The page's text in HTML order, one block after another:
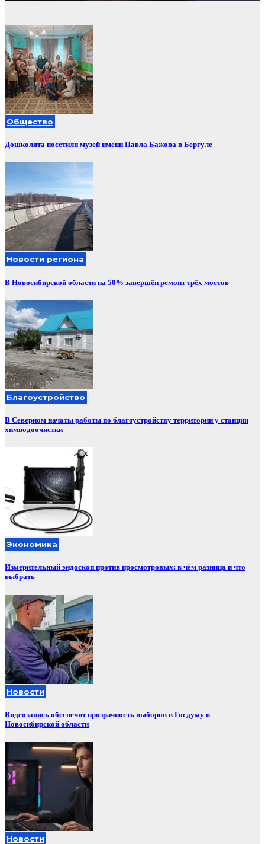
Общество
Дошколята посетили музей имени Павла Бажова в Бергуле
Новости региона
В Новосибирской области на 50% завершён ремонт трёх мостов
Благоустройство
В Северном начаты работы по благоустройству территории у станции
химводоочистки
Экономика
Измерительный эндоскоп против просмотровых: в чём разница и что
выбрать
Новости
Видеозапись обеспечит прозрачность выборов в Госдуму в
Новосибирской области
Новости